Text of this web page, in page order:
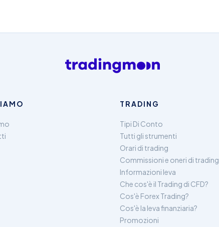
TRADING
Tipi Di Conto
Tutti gli strumenti
Orari di trading
Commissioni e oneri di trading
Informazioni leva
Che cos'è il Trading di CFD?
Cos'è Forex Trading?
Cos'è la leva finanziaria?
Promozioni